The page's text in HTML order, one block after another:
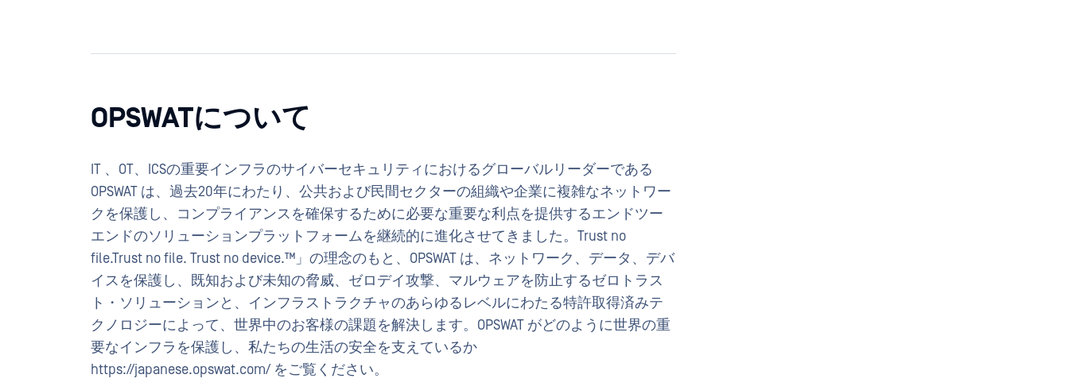
OPSWATについて
IT 、OT、ICSの重要インフラのサイバーセキュリティにおけるグローバルリーダーである
OPSWAT は、過去20年にわたり、公共および民間セクターの組織や企業に複雑なネットワー
クを保護し、コンプライアンスを確保するために必要な重要な利点を提供するエンドツー
エンドのソリューションプラットフォームを継続的に進化させてきました。Trust no
file.Trust no file. Trust no device.™」の理念のもと、OPSWAT は、ネットワーク、データ、デバ
イスを保護し、既知および未知の脅威、ゼロデイ攻撃、マルウェアを防止するゼロトラス
ト・ソリューションと、インフラストラクチャのあらゆるレベルにわたる特許取得済みテ
クノロジーによって、世界中のお客様の課題を解決します。OPSWAT がどのように世界の重
要なインフラを保護し、私たちの生活の安全を支えているか
https://japanese.opswat.com/ をご覧ください。